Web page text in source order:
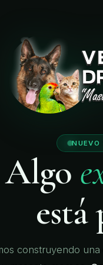
NUEVO
Algo
construyendo